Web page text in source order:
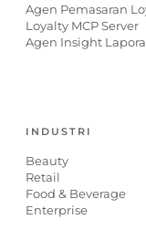
Agen Pemasaran
Loyalty MCP Server
Agen Insight
INDUSTRI
Beauty
Retail
Food & Beverage
Enterprise